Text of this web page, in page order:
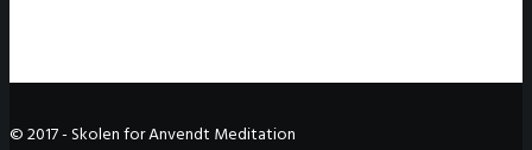
© 2017 - Skolen for Anvendt Meditation